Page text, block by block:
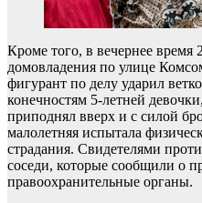
Кроме того, в вечернее время
домовладения по улице
фигурант по делу ударил
конечностям 5-летней
приподнял вверх и с силой
малолетняя испытала
страдания. Свидетелями
соседи, которые сообщили о
правоохранительные органы.